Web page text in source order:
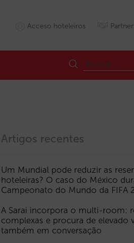
Acceso hoteleiros
Artigos recentes
Um Mundial pode reduzir as
hoteleiras? O caso do México
Campeonato do Mundo da FIFA
A Sarai incorpora o multi-room:
complexas e procura de elevado
também em conversação